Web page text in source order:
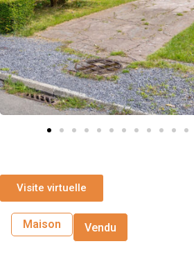
Visite virtuelle
Maison Vendu